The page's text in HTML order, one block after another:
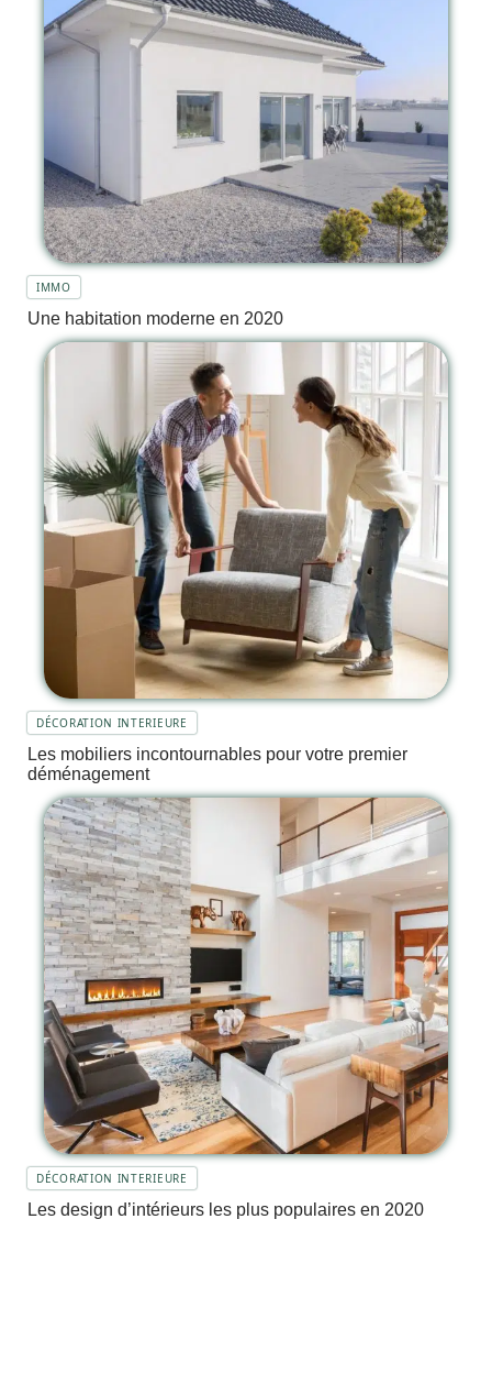
IMMO
Une habitation moderne en 2020
DÉCORATION INTERIEURE
Les mobiliers incontournables pour votre premier
déménagement
DÉCORATION INTERIEURE
Les design d’intérieurs les plus populaires en 2020